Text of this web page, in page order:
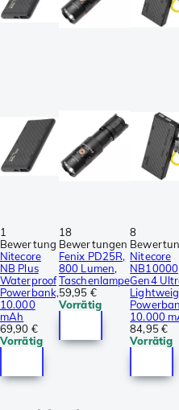
1
Bewertung
Nitecore
NB Plus
Waterproof
Powerbank,
10.000
mAh
69,90 €
Vorrätig
18
Bewertungen
Fenix PD25R,
800 Lumen,
Taschenlampe
59,95 €
Vorrätig
8
Nitecore
NB10000
Gen4
10.000
84,95 €
Vorrätig